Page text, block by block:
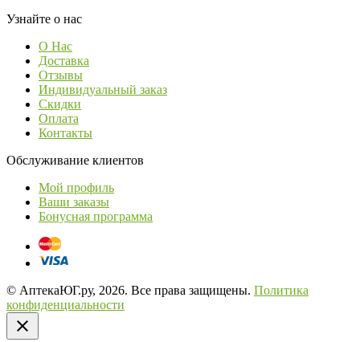
Узнайте о нас
О Нас
Доставка
Отзывы
Индивидуальный заказ
Скидки
Оплата
Контакты
Обслуживание клиентов
Мой профиль
Ваши заказы
Бонусная программа
© АптекаЮГ.ру, 2026. Все права защищены. Политика
конфиденциальности